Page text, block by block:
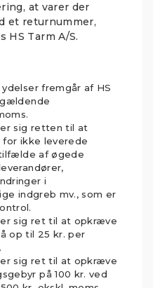
at varer der
et returnummer,
HS Tarm A/S.
fremgår af HS
sig retten til at
ikke leverede
af øgede
i
indgreb mv., som er
sig ret til at opkræve
op til 25 kr. per
sig ret til at opkræve
på 100 kr. ved